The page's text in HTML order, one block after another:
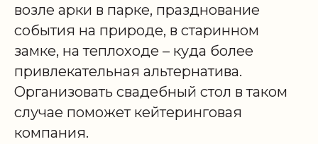
возле арки в парке, празднование
события на природе, в старинном
замке, на теплоходе – куда более
привлекательная альтернатива.
Организовать свадебный стол в таком
случае поможет кейтеринговая
компания.